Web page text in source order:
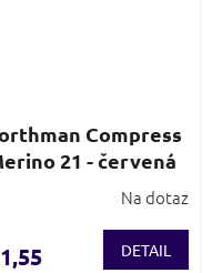
Compress
21 - červená
Na dotaz
DETAIL